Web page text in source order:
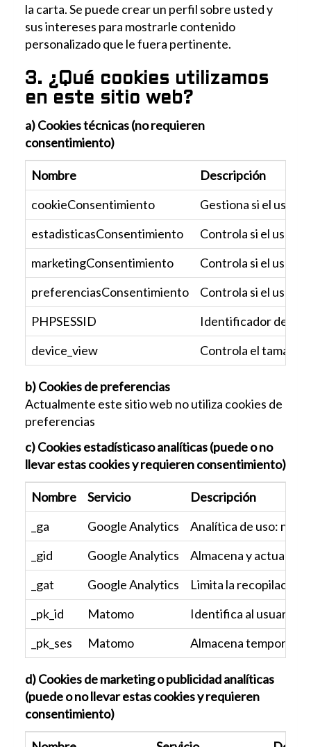
la carta. Se puede crear un perfil sobre usted y
sus intereses para mostrarle contenido
personalizado que le fuera pertinente.
3. ¿Qué cookies utilizamos
en este sitio web?
a) Cookies técnicas (no requieren
consentimiento)
Nombre
Descripción
cookieConsentimiento
Gestiona si el
estadisticasConsentimiento
Controla si el
marketingConsentimiento
Controla si el
preferenciasConsentimiento
Controla si el
PHPSESSID
Identificador de la
device_view
Controla el tamaño
b) Cookies de preferencias
Actualmente este sitio web no utiliza cookies de
preferencias
c) Cookies estadísticaso analíticas (puede o no
llevar estas cookies y requieren consentimiento)
Nombre Servicio
Descripción
_ga
Google Analytics
Analítica de uso: nº
_gid
Google Analytics
Almacena y actualiza
_gat
Google Analytics
Limita la recopilación
_pk_id
Matomo
Identifica al usuario
_pk_ses
Matomo Almacena
d) Cookies de marketing o publicidad analíticas
(puede o no llevar estas cookies y requieren
consentimiento)